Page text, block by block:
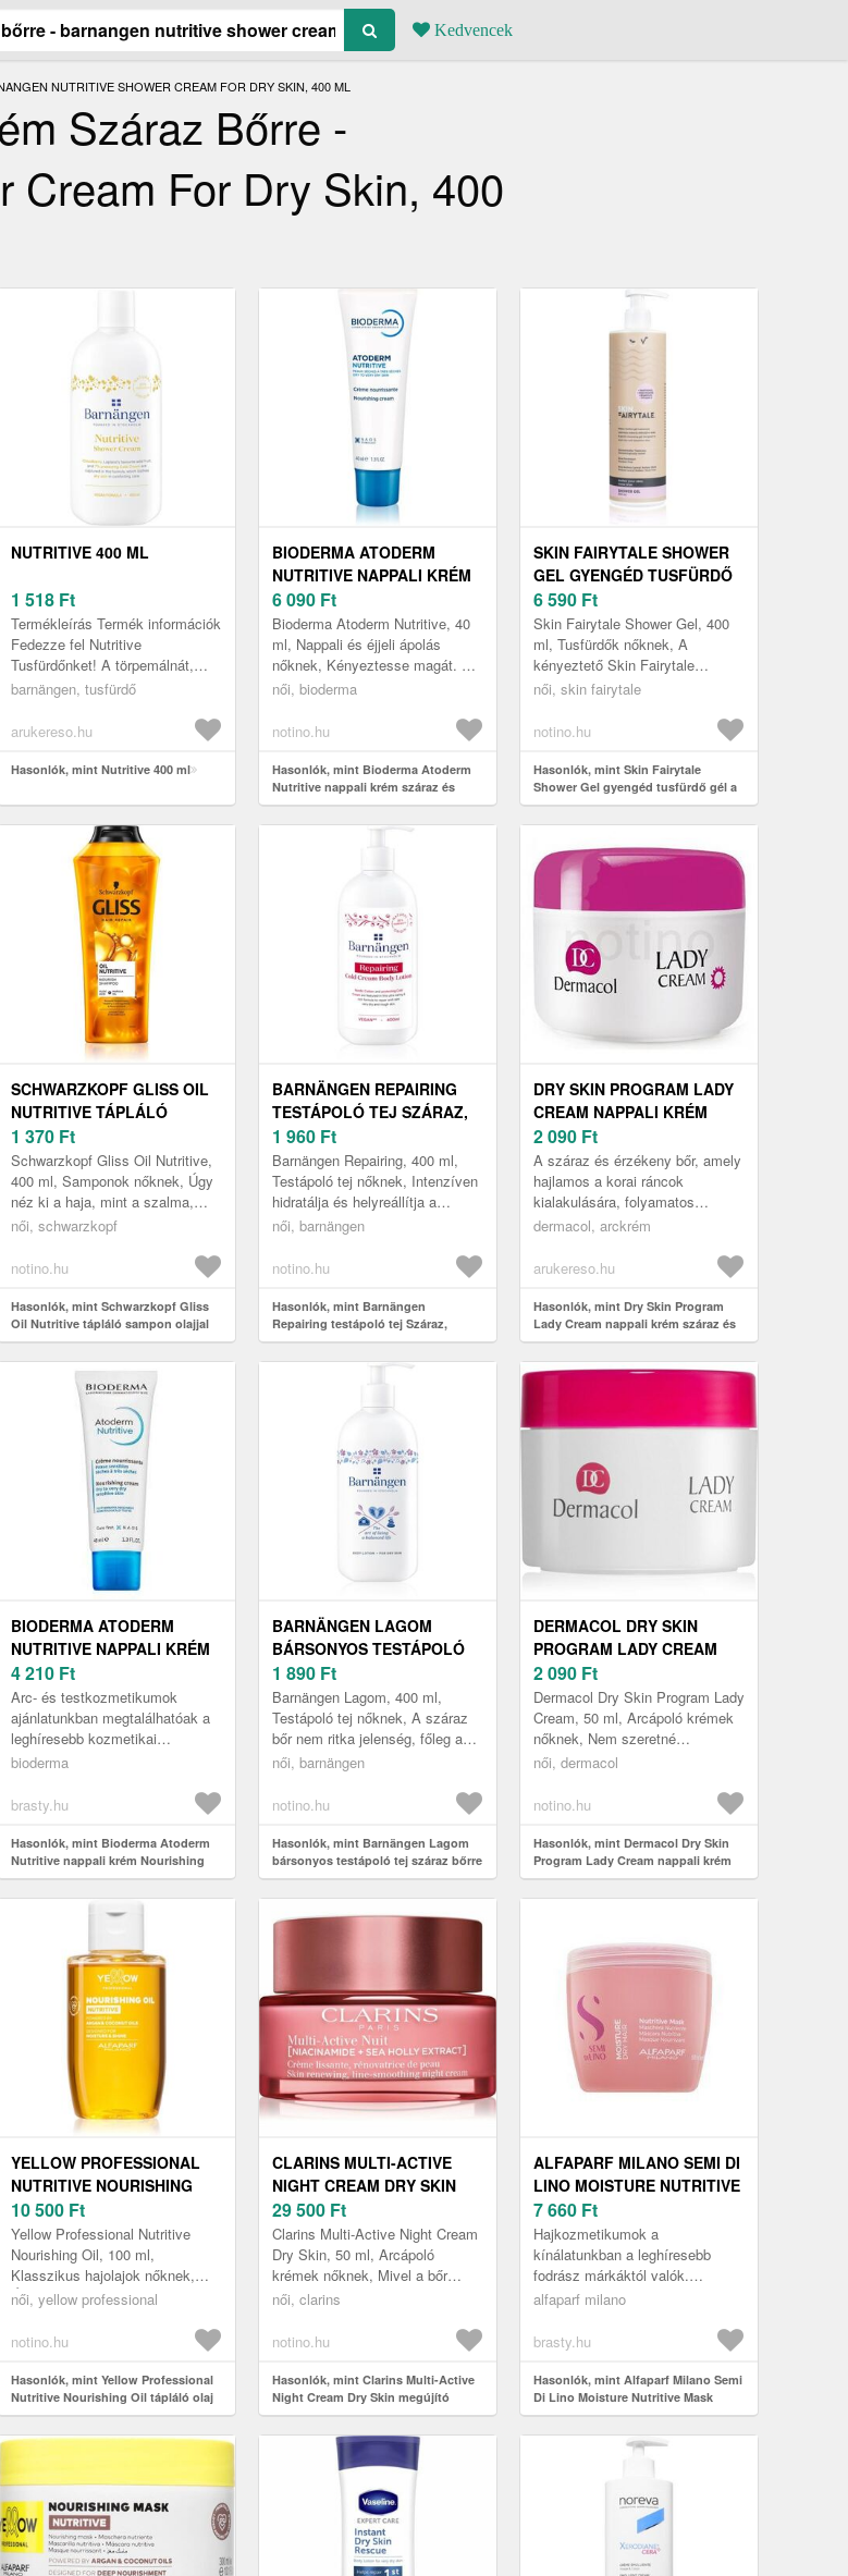
Kedvencek
NUTRITIVE SHOWER CREAM FOR DRY SKIN, 400 ML
Száraz Bőrre -
Cream For Dry Skin, 400
NUTRITIVE 400 ML
1 518 Ft
Termékleírás Termék információk
Fedezze fel Nutritive
Tusfürdőnket! A törpemálnát,
Lappföld közkedvelt
Cold Cream-et...
barnängen, tusfürdő
arukereso.hu
Hasonlók, mint Nutritive 400 ml
BIODERMA ATODERM
NUTRITIVE NAPPALI KRÉM
SZÁRAZ ÉS ÉRZÉKENY
BŐRRE 40 ML
6 090 Ft
Bioderma Atoderm Nutritive, 40
ml, Nappali és éjjeli ápolás
nőknek, Kényeztesse magát. A
száraz és érzékeny arcbőre
el...
női, bioderma
notino.hu
Hasonlók, mint Bioderma Atoderm
Nutritive nappali krém száraz és
érzékeny bőrre 40 ml
SKIN FAIRYTALE SHOWER
GEL GYENGÉD TUSFÜRDŐ
GÉL A SZÁRAZ ÉS
ÉRZÉKENY BŐRRE 400 ML
6 590 Ft
Skin Fairytale Shower Gel, 400
ml, Tusfürdők nőknek, A
kényeztető Skin Fairytale
Shower Gel tusfürdő gél
mindenna...
női, skin fairytale
notino.hu
Hasonlók, mint Skin Fairytale
Shower Gel gyengéd tusfürdő gél a
száraz és érzékeny bőrre 400 ml
SCHWARZKOPF GLISS OIL
NUTRITIVE TÁPLÁLÓ
SAMPON OLAJJAL 400 ML
1 370 Ft
Schwarzkopf Gliss Oil Nutritive,
400 ml, Samponok nőknek, Úgy
néz ki a haja, mint a szalma,
élettelen és töredezik? A
női, schwarzkopf
notino.hu
Hasonlók, mint Schwarzkopf Gliss
Oil Nutritive tápláló sampon olajjal
400 ml
BARNÄNGEN REPAIRING
TESTÁPOLÓ TEJ SZÁRAZ,
NAGYON SZÁRAZ BŐRRE
400 ML
1 960 Ft
Barnängen Repairing, 400 ml,
Testápoló tej nőknek, Intenzíven
hidratálja és helyreállítja a
nagyon száraz bőrt is.
Barnän...
női, barnängen
notino.hu
Hasonlók, mint Barnängen
Repairing testápoló tej Száraz,
nagyon száraz bőrre 400 ml
DRY SKIN PROGRAM LADY
CREAM NAPPALI KRÉM
SZÁRAZ ÉS NAGYON
SZÁRAZ BŐRRE 50 ML
2 090 Ft
A száraz és érzékeny bőr, amely
hajlamos a korai ráncok
kialakulására, folyamatos
gondozást és odafigyelést
nagyon ha...
dermacol, arckrém
arukereso.hu
Hasonlók, mint Dry Skin Program
Lady Cream nappali krém száraz és
nagyon száraz bőrre 50 ml
BIODERMA ATODERM
NUTRITIVE NAPPALI KRÉM
NOURISHING CREAM 40 ML
4 210 Ft
Arc- és testkozmetikumok
ajánlatunkban megtalálhatóak a
leghíresebb kozmetikai
márkanevek Ez a/az Bioderma
kategóriába ta...
bioderma
brasty.hu
Hasonlók, mint Bioderma Atoderm
Nutritive nappali krém Nourishing
Cream 40 ml
BARNÄNGEN LAGOM
BÁRSONYOS TESTÁPOLÓ
TEJ SZÁRAZ BŐRRE 400 ML
1 890 Ft
Barnängen Lagom, 400 ml,
Testápoló tej nőknek, A száraz
bőr nem ritka jelenség, főleg a
hidegebb hónapokban. A
testápoló ...
női, barnängen
notino.hu
Hasonlók, mint Barnängen Lagom
bársonyos testápoló tej száraz bőrre
400 ml
DERMACOL DRY SKIN
PROGRAM LADY CREAM
NAPPALI KRÉM SZÁRAZ ÉS
NAGYON SZÁRAZ BŐRRE 50
ML
2 090 Ft
Dermacol Dry Skin Program Lady
Cream, 50 ml, Arcápoló krémek
nőknek, Nem szeretné
alábecsülni a bőrápolást?
minden egye...
női, dermacol
notino.hu
Hasonlók, mint Dermacol Dry Skin
Program Lady Cream nappali krém
száraz és nagyon száraz bőrre 50 ml
YELLOW PROFESSIONAL
NUTRITIVE NOURISHING
OIL TÁPLÁLÓ OLAJ
SZÁRAZ HAJRA 100 ML
10 500 Ft
Yellow Professional Nutritive
Nourishing Oil, 100 ml,
Klasszikus hajolajok nőknek,
Úgy érzi, hogy a hajának többre
k...
női, yellow professional
notino.hu
Hasonlók, mint Yellow Professional
Nutritive Nourishing Oil tápláló olaj
száraz hajra 100 ml
CLARINS MULTI-ACTIVE
NIGHT CREAM DRY SKIN
MEGÚJÍTÓ ÉJSZAKAI KRÉM
SZÁRAZ BŐRRE 50 ML
29 500 Ft
Clarins Multi-Active Night Cream
Dry Skin, 50 ml, Arcápoló
krémek nőknek, ​​Mivel a bőr
napközben különösen
pihen, ez az...
női, clarins
notino.hu
Hasonlók, mint Clarins Multi-Active
Night Cream Dry Skin megújító
éjszakai krém száraz bőrre 50 ml
ALFAPARF MILANO SEMI DI
LINO MOISTURE NUTRITIVE
MASK TÁPLÁLÓ MASZK
SZÁRAZ HAJRA 500 ML
7 660 Ft
Hajkozmetikumok a
kínálatunkban a leghíresebb
fodrász márkáktól valók.
Hajmaszk a Alfaparf Milano
kollekcióból nőknek lett lé...
alfaparf milano
brasty.hu
Hasonlók, mint Alfaparf Milano Semi
Di Lino Moisture Nutritive Mask
tápláló maszk száraz hajra 500 ml